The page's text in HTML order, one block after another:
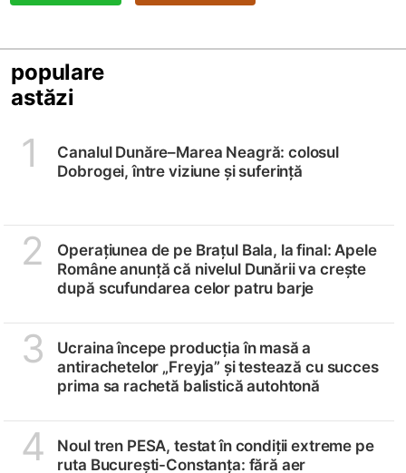
populare
astăzi
1
Canalul Dunăre–Marea Neagră: colosul
Dobrogei, între viziune și suferință
2
Operațiunea de pe Brațul Bala, la final: Apele
Române anunță că nivelul Dunării va crește
după scufundarea celor patru barje
3
Ucraina începe producția în masă a
antirachetelor „Freyja” și testează cu succes
prima sa rachetă balistică autohtonă
4
Noul tren PESA, testat în condiții extreme pe
ruta București-Constanța: fără aer